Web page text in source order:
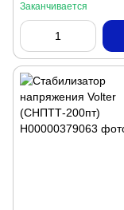
Заканчивается